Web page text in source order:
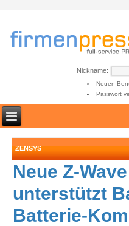
Nickname:
Neuen
Passwort
ZENSYS
Neue Z-
unterstützt
Batterie-